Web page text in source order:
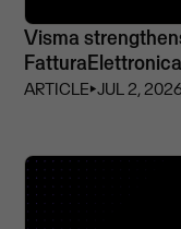
Visma
ARTICLE⏵JUL 2, 2026